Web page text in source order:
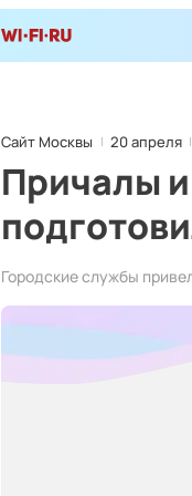
Сайт Москвы 20 апреля
Причалы
Городские службы